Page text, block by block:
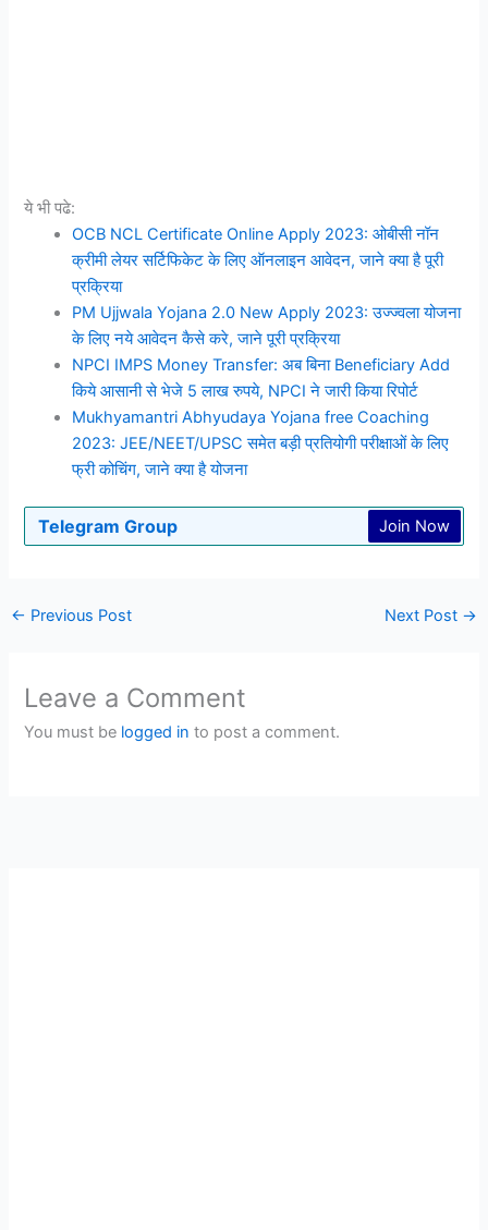
ये भी पढे:
OCB NCL Certificate Online Apply 2023: ओबीसी नॉन
क्रीमी लेयर सर्टिफिकेट के लिए ऑनलाइन आवेदन, जाने क्या है पूरी
प्रक्रिया
PM Ujjwala Yojana 2.0 New Apply 2023: उज्ज्वला योजना
के लिए नये आवेदन कैसे करे, जाने पूरी प्रक्रिया
NPCI IMPS Money Transfer: अब बिना Beneficiary Add
किये आसानी से भेजे 5 लाख रुपये, NPCI ने जारी किया रिपोर्ट
Mukhyamantri Abhyudaya Yojana free Coaching
2023: JEE/NEET/UPSC समेत बड़ी प्रतियोगी परीक्षाओं के लिए
फ्री कोचिंग, जाने क्या है योजना
Telegram Group Join Now
← Previous Post Next Post →
Leave a Comment
You must be logged in to post a comment.